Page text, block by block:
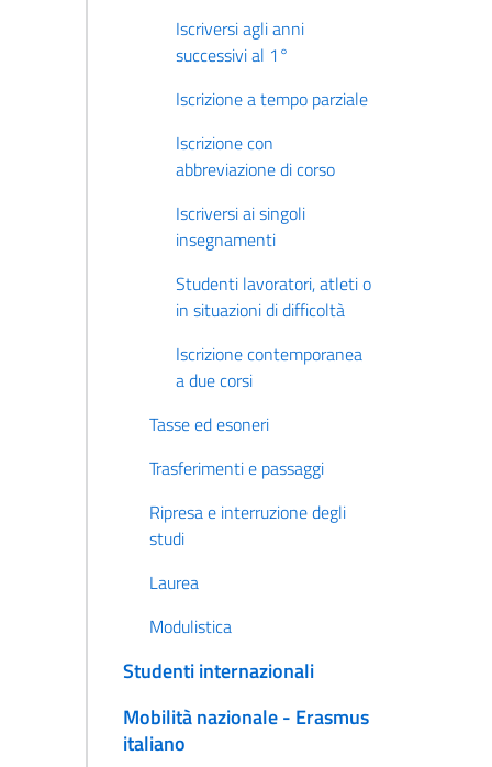
Iscriversi agli anni
successivi al 1°
Iscrizione a tempo parziale
Iscrizione con
abbreviazione di corso
Iscriversi ai singoli
insegnamenti
Studenti lavoratori, atleti o
in situazioni di difficoltà
Iscrizione contemporanea
a due corsi
Tasse ed esoneri
Trasferimenti e passaggi
Ripresa e interruzione degli
studi
Laurea
Modulistica
Studenti internazionali
Mobilità nazionale - Erasmus
italiano